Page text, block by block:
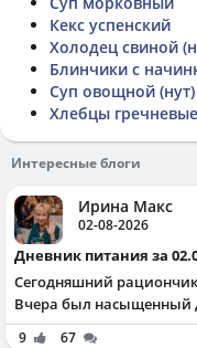
Кекс успенский
Холодец свиной
Блинчики с
Суп овощной (нут)
Хлебцы
Интересные блоги
Ирина Макс
02-08-2026
Дневник питания за
Сегодняшний
Вчера был насыщенный
9 67